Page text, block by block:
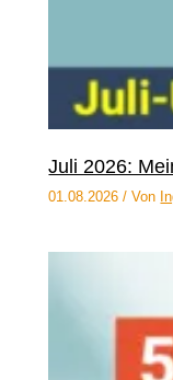
Juli 2026:
01.08.2026/ Von